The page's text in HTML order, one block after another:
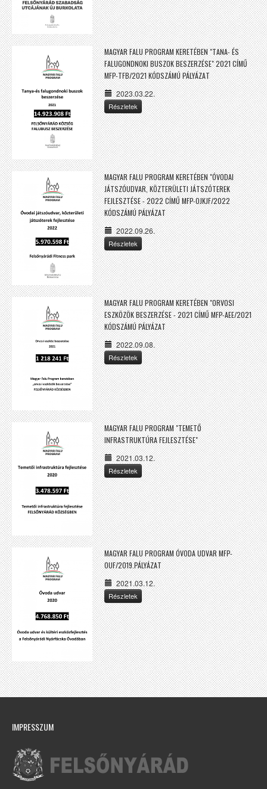
MAGYAR FALU PROGRAM KERETÉBEN "TANA- ÉS
FALUGONDNOKI BUSZOK BESZERZÉSE" 2021 CÍMŰ
MFP-TFB/2021 KÓDSZÁMÚ PÁLYÁZAT
2023.03.22.
Részletek
MAGYAR FALU PROGRAM KERETÉBEN "ÓVODAI
JÁTSZÓUDVAR, KÖZTERÜLETI JÁTSZÓTEREK
FEJLESZTÉSE - 2022 CÍMŰ MFP-OJKJF/2022
KÓDSZÁMÚ PÁLYÁZAT
2022.09.26.
Részletek
MAGYAR FALU PROGRAM KERETÉBEN "ORVOSI
ESZKÖZÖK BESZERZÉSE - 2021 CÍMŰ MFP-AEE/2021
KÓDSZÁMÚ PÁLYÁZAT
2022.09.08.
Részletek
MAGYAR FALU PROGRAM "TEMETŐ
INFRASTRUKTÚRA FEJLESZTÉSE"
2021.03.12.
Részletek
MAGYAR FALU PROGRAM ÓVODA UDVAR MFP-
OUF/2019.PÁLYÁZAT
2021.03.12.
Részletek
IMPRESSZUM